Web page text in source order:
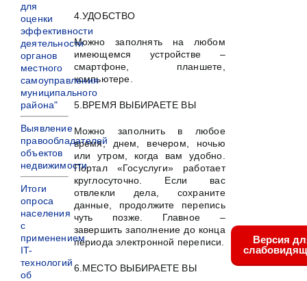
4.УДОБСТВО
Можно заполнять на любом
имеющемся устройстве –
смартфоне, планшете,
компьютере.
5.ВРЕМЯ ВЫБИРАЕТЕ ВЫ
Можно заполнить в любое
время, днем, вечером, ночью
или утром, когда вам удобно.
Портал «Госуслуги» работает
круглосуточно. Если вас
отвлекли дела, сохраните
данные, продолжите перепись
чуть позже. Главное –
завершить заполнение до конца
периода электронной переписи.
6.МЕСТО ВЫБИРАЕТЕ ВЫ
для
оценки
эффективности
деятельности
органов
местного
самоуправления
муниципального
района"
Выявление
правообладателей
объектов
недвижимости
Итоги
опроса
населения
с
применением
IT-
технологий
об
Версия